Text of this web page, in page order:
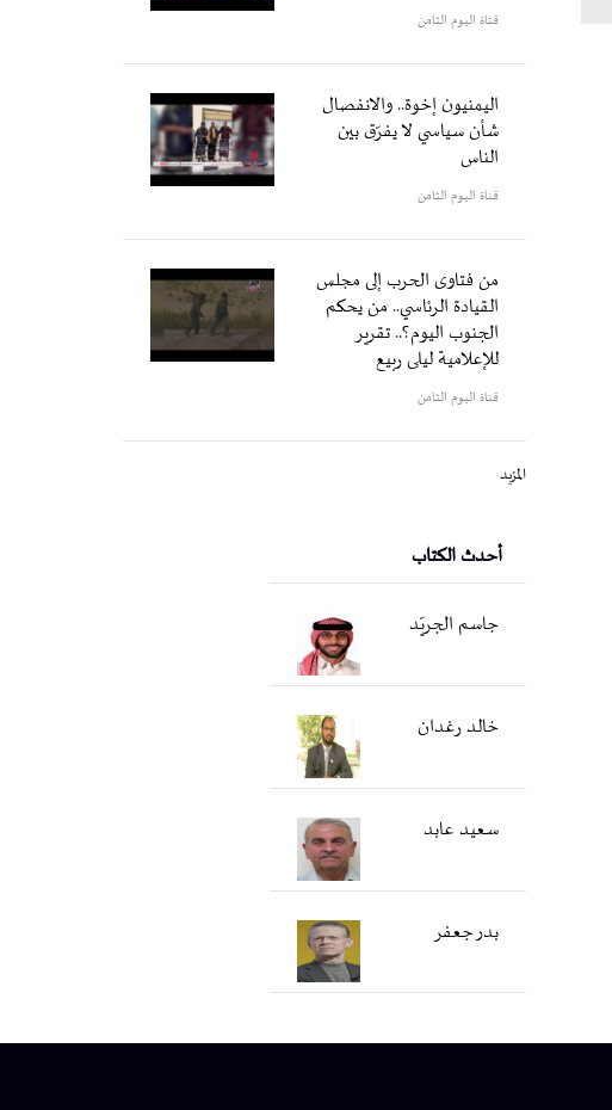
قناة اليوم الثامن
اليمنيون إخوة.. والانفصال
شأن سياسي لا يفرّق بين
الناس
قناة اليوم الثامن
من فتاوى الحرب إلى مجلس
القيادة الرئاسي.. من يحكم
الجنوب اليوم؟.. تقرير
للإعلامية ليلى ربيع
قناة اليوم الثامن
المزيد
أحدث الكتاب
جاسم الجريّد
خالد رغدان
سعید عابد
بدر جعفر